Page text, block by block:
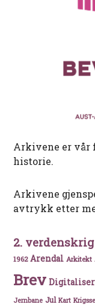
Arkivene er vår
historie.
Arkivene
avtrykk etter
2. verdenskrig
1962 Arendal Arkitekt
Brev
Jernbane Jul Kart